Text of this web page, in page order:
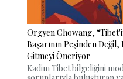
Orgyen Chowang,
Başarının Peşinden
Gitmeyi Öneriyor
Kadim Tibet bilgeliğini